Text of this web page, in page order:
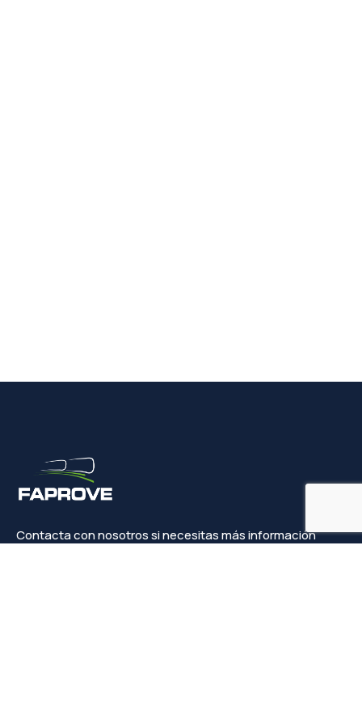
Contacta con nosotros si necesitas más información